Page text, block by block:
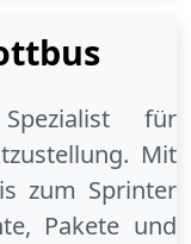
für
Mit
zum Sprinter
Pakete und